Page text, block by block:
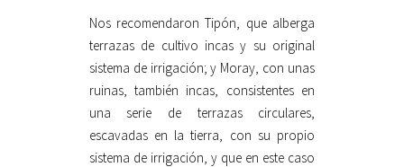
Nos recomendaron Tipón, que alberga
terrazas de cultivo incas y su original
sistema de irrigación; y Moray, con unas
ruinas, también incas, consistentes en
una serie de terrazas circulares,
escavadas en la tierra, con su propio
sistema de irrigación, y que en este caso